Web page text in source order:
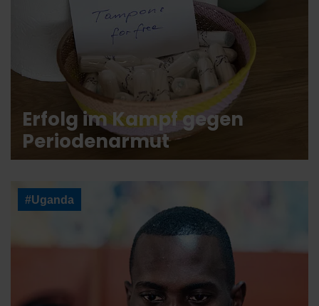
Erfolg im Kampf gegen
Periodenarmut
#Uganda